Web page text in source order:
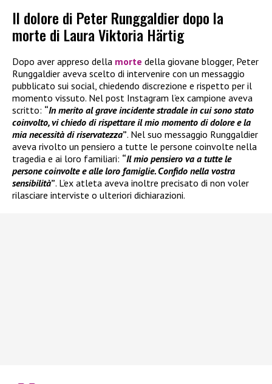
Il dolore di Peter Runggaldier dopo la
morte di Laura Viktoria Härtig
Dopo aver appreso della morte della giovane blogger, Peter
Runggaldier aveva scelto di intervenire con un messaggio
pubblicato sui social, chiedendo discrezione e rispetto per il
momento vissuto. Nel post Instagram l’ex campione aveva
scritto: “In merito al grave incidente stradale in cui sono stato
coinvolto, vi chiedo di rispettare il mio momento di dolore e la
mia necessità di riservatezza”. Nel suo messaggio Runggaldier
aveva rivolto un pensiero a tutte le persone coinvolte nella
tragedia e ai loro familiari: “Il mio pensiero va a tutte le
persone coinvolte e alle loro famiglie. Confido nella vostra
sensibilità”. L’ex atleta aveva inoltre precisato di non voler
rilasciare interviste o ulteriori dichiarazioni.